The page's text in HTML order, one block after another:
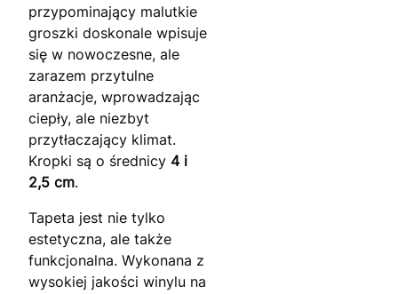
przypominający malutkie
groszki doskonale wpisuje
się w nowoczesne, ale
zarazem przytulne
aranżacje, wprowadzając
ciepły, ale niezbyt
przytłaczający klimat.
Kropki są o średnicy 4 i
2,5 cm.
Tapeta jest nie tylko
estetyczna, ale także
funkcjonalna. Wykonana z
wysokiej jakości winylu na